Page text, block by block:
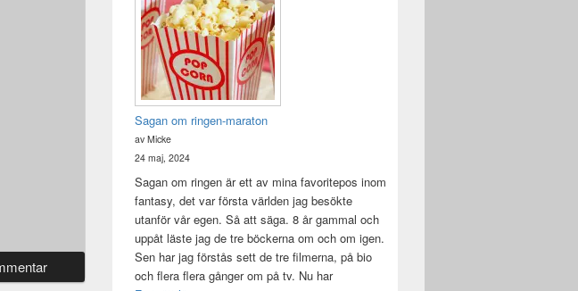
Sagan om ringen-maraton
av Micke
24 maj, 2024
Sagan om ringen är ett av mina favoritepos inom
fantasy, det var första världen jag besökte
utanför vår egen. Så att säga. 8 år gammal och
uppåt läste jag de tre böckerna om och om igen.
Sen har jag förstås sett de tre filmerna, på bio
och flera flera gånger om på tv. Nu har